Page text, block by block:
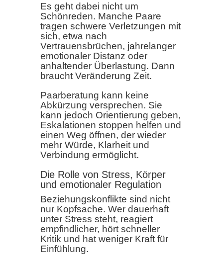
Es geht dabei nicht um
Schönreden. Manche Paare
tragen schwere Verletzungen mit
sich, etwa nach
Vertrauensbrüchen, jahrelanger
emotionaler Distanz oder
anhaltender Überlastung. Dann
braucht Veränderung Zeit.
Paarberatung kann keine
Abkürzung versprechen. Sie
kann jedoch Orientierung geben,
Eskalationen stoppen helfen und
einen Weg öffnen, der wieder
mehr Würde, Klarheit und
Verbindung ermöglicht.
Die Rolle von Stress, Körper
und emotionaler Regulation
Beziehungskonflikte sind nicht
nur Kopfsache. Wer dauerhaft
unter Stress steht, reagiert
empfindlicher, hört schneller
Kritik und hat weniger Kraft für
Einfühlung.